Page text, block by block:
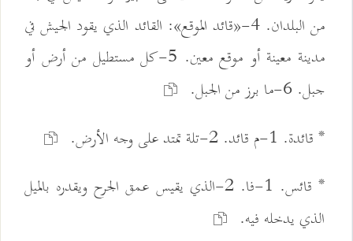
من البلدان. 4-«قائد الموقع»: القائد الذي يقود الجيش في
مدينة معينة أو موقع معين. 5-كل مستطيل من أرض أو
جبل. 6-ما برز من الجبل.
* قائدة. 1-م قائد. 2-تلة تمتد على وجه الأرض.
* قائس. 1-فا. 2-الذي يقيس عمق الجرح ويقدره بالميل
الذي يدخله فيه.